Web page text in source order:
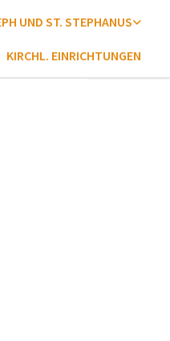
UND ST. STEPHANUS
KIRCHL. EINRICHTUNGEN